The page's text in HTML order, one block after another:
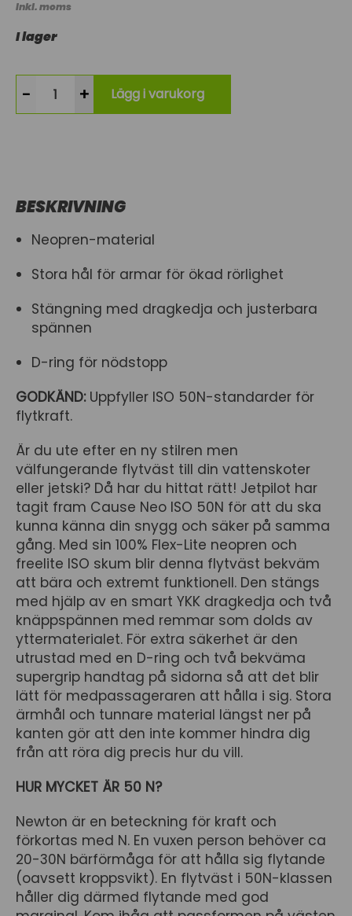
Inkl. moms
I lager
- + Lägg i varukorg
BESKRIVNING
Neopren-material
Stora hål för armar för ökad rörlighet
Stängning med dragkedja och justerbara
spännen
D-ring för nödstopp
GODKÄND: Uppfyller ISO 50N-standarder för
flytkraft.
Är du ute efter en ny stilren men
välfungerande flytväst till din vattenskoter
eller jetski? Då har du hittat rätt! Jetpilot har
tagit fram Cause Neo ISO 50N för att du ska
kunna känna din snygg och säker på samma
gång. Med sin 100% Flex-Lite neopren och
freelite ISO skum blir denna flytväst bekväm
att bära och extremt funktionell. Den stängs
med hjälp av en smart YKK dragkedja och två
knäppspännen med remmar som dolds av
yttermaterialet. För extra säkerhet är den
utrustad med en D-ring och två bekväma
supergrip handtag på sidorna så att det blir
lätt för medpassageraren att hålla i sig. Stora
ärmhål och tunnare material längst ner på
kanten gör att den inte kommer hindra dig
från att röra dig precis hur du vill.
HUR MYCKET ÄR 50 N?
Newton är en beteckning för kraft och
förkortas med N. En vuxen person behöver ca
20-30N bärförmåga för att hålla sig flytande
(oavsett kroppsvikt). En flytväst i 50N-klassen
håller dig därmed flytande med god